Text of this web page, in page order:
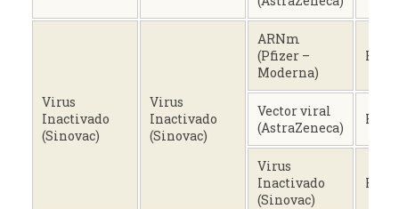
Virus
Inactivado
(Sinovac)
Virus
Inactivado
(Sinovac)
ARNm
(Pfizer –
Moderna)
Vector viral
(AstraZeneca)
Virus
Inactivado
(Sinovac)